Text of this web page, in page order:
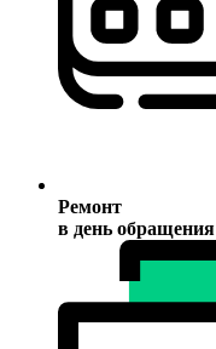
Ремонт
в день обращения